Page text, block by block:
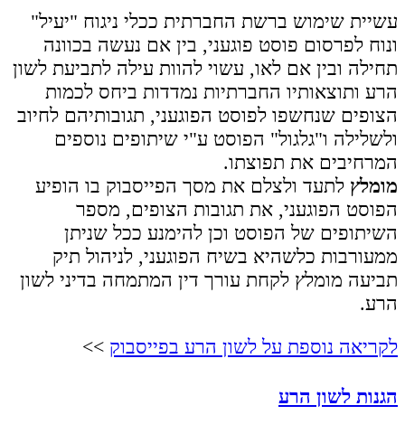
עשיית שימוש ברשת החברתית ככלי ניגוח "יעיל"
ונוח לפרסום פוסט פוגעני, בין אם נעשה בכוונה
תחילה ובין אם לאו, עשוי להוות עילה לתביעת לשון
הרע ותוצאותיו החברתיות נמדדות ביחס לכמות
הצופים שנחשפו לפוסט הפוגעני, תגובותיהם לחיוב
ולשלילה ו"גלגול" הפוסט ע"י שיתופים נוספים
המרחיבים את תפוצתו.
מומלץ לתעד ולצלם את מסך הפייסבוק בו הופיע
הפוסט הפוגעני, את תגובות הצופים, מספר
השיתופים של הפוסט וכן להימנע ככל שניתן
ממעורבות כלשהיא בשיח הפוגעני, לניהול תיק
תביעה מומלץ לקחת עורך דין המתמחה בדיני לשון
הרע.
לקריאה נוספת על לשון הרע בפייסבוק >>
הגנות לשון הרע